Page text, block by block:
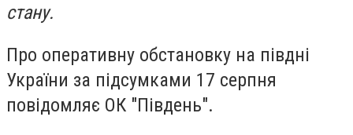
стану.
Про оперативну обстановку на півдні
України за підсумками 17 серпня
повідомляє ОК "Південь".